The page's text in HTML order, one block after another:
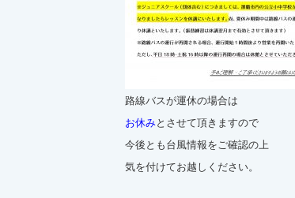
路線バスが運休の場合は
お休みとさせて頂きますので
今後とも台風情報をご確認の上
気を付けてお越しください。